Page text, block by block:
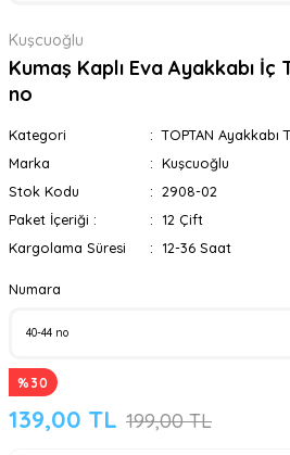
Kuşcuoğlu
Kumaş Kaplı Eva Ayakkabı İç
no
Kategori
TOPTAN Ayakkabı
Marka
Kuşcuoğlu
Stok Kodu
2908-02
Paket İçeriği :
12 Çift
Kargolama Süresi
12-36 Saat
Numara
%30
139,00 TL 199,00 TL